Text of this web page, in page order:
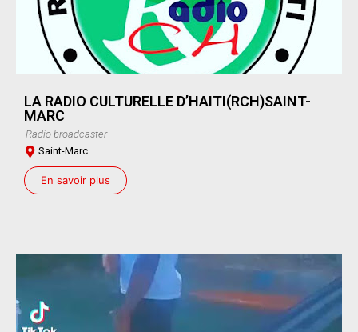
LA RADIO CULTURELLE D’HAITI(RCH)SAINT-
MARC
Radio broadcaster
Saint-Marc
En savoir plus